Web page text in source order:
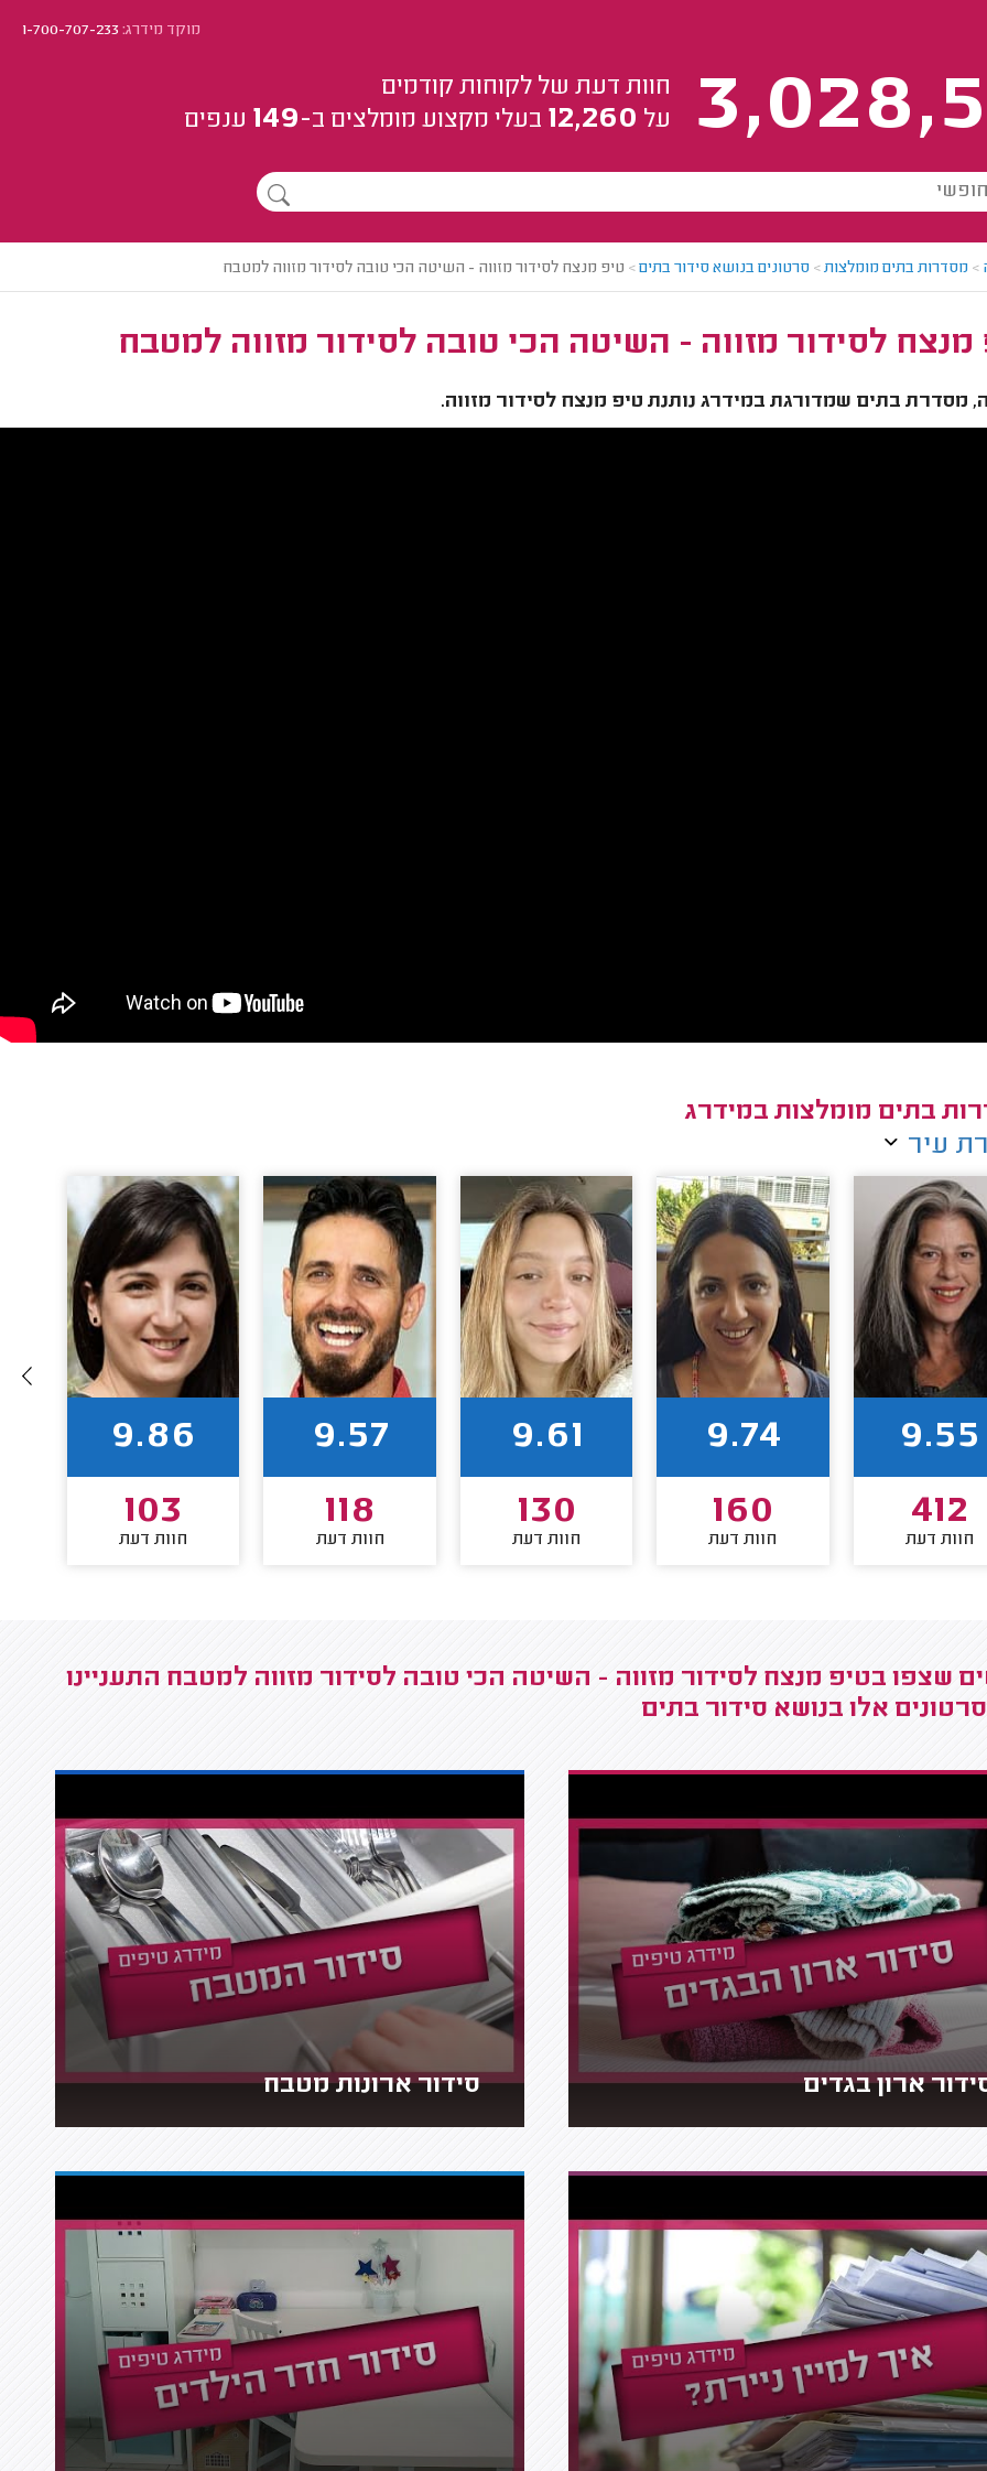
מוקד מידרג:1-700-707-233
חוות דעת של לקוחות קודמים
על 12,260 בעלי מקצוע מומלצים ב-149 ענפים
> מסדרות בתים מומלצות> סרטונים בנושא סידור בתים> טיפ מנצח לסידור מזווה - השיטה הכי טובה לסידור מזווה למטבח
מנצח לסידור מזווה - השיטה הכי טובה לסידור מזווה למטבח
מסדרת בתים שמדורגת במידרג נותנת טיפ מנצח לסידור מזווה.
בתים מומלצות במידרג
עיר
9.55
412
חוות דעת
9.74
160
חוות דעת
9.61
130
חוות דעת
9.57
118
חוות דעת
9.86
103
חוות דעת
שצפו בטיפ מנצח לסידור מזווה - השיטה הכי טובה לסידור מזווה למטבח התעניינו
אלו בנושא סידור בתים
ארון בגדים סידור ארונות מטבח